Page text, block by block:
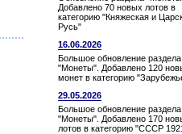
Добавлено 70 новых лотов в
категорию "Княжеская и
Русь"
16.06.2026
Большое обновление раздела
"Монеты". Добавлено 120
монет в категорию
29.05.2026
Большое обновление раздела
"Монеты". Добавлено 170
лотов в категорию "СССР